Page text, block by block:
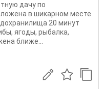
дачу по
в шикарном месте
20 минут
ягоды, рыбалка,
ближе...